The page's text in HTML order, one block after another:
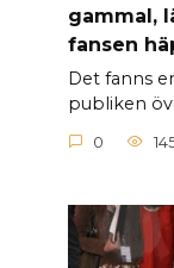
gammal,
fansen
Det fanns
publiken
0